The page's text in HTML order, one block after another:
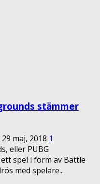
stämmer
29 maj, 2018 1
eller PUBG
spel i form av Battle
med spelare...